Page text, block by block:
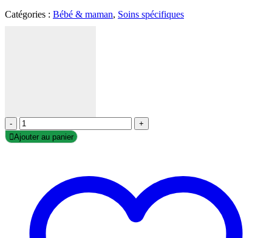
Catégories : Bébé & maman, Soins spécifiques
-
+
Ajouter au panier